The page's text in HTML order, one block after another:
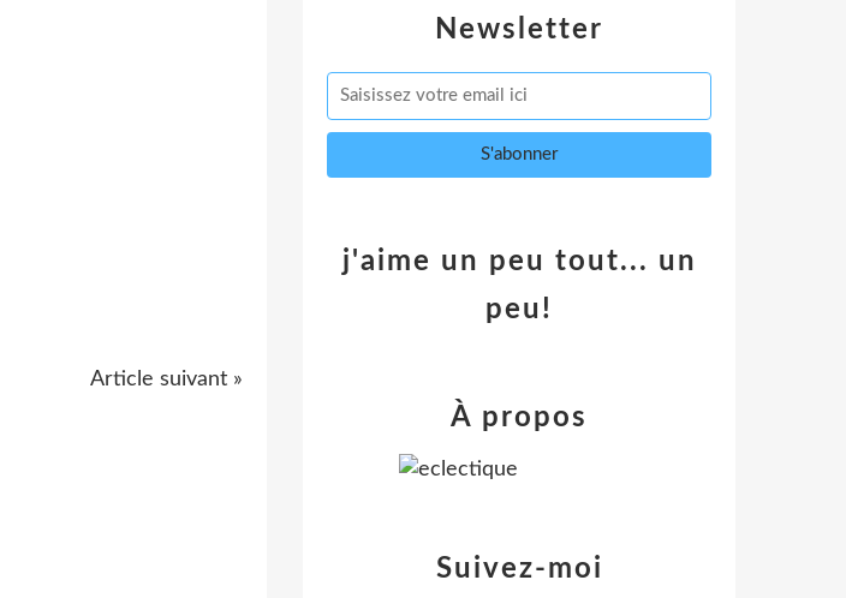
Article suivant »
Newsletter
j'aime un peu tout... un
peu!
Suivez-moi
À propos